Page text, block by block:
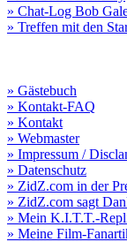
» Chat-Log Bob
» Treffen mit den
» Gästebuch
» Kontakt-FAQ
» Kontakt
» Webmaster
» Impressum /
» Datenschutz
» ZidZ.com in der
» ZidZ.com sagt
» Mein K.I.T.T.-
» Meine Film-